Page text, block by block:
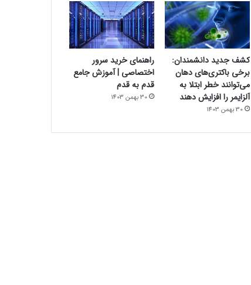
کشف جدید دانشمندان:
برخی باکتری‌های دهان
می‌توانند خطر ابتلا به
آلزایمر را افزایش دهند
30 بهمن 1403
راهنمای خرید سرور
اختصاصی | آموزش جامع
قدم به قدم
30 بهمن 1403